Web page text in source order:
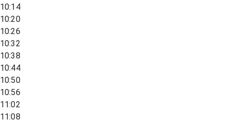
10:14
10:20
10:26
10:32
10:38
10:44
10:50
10:56
11:02
11:08